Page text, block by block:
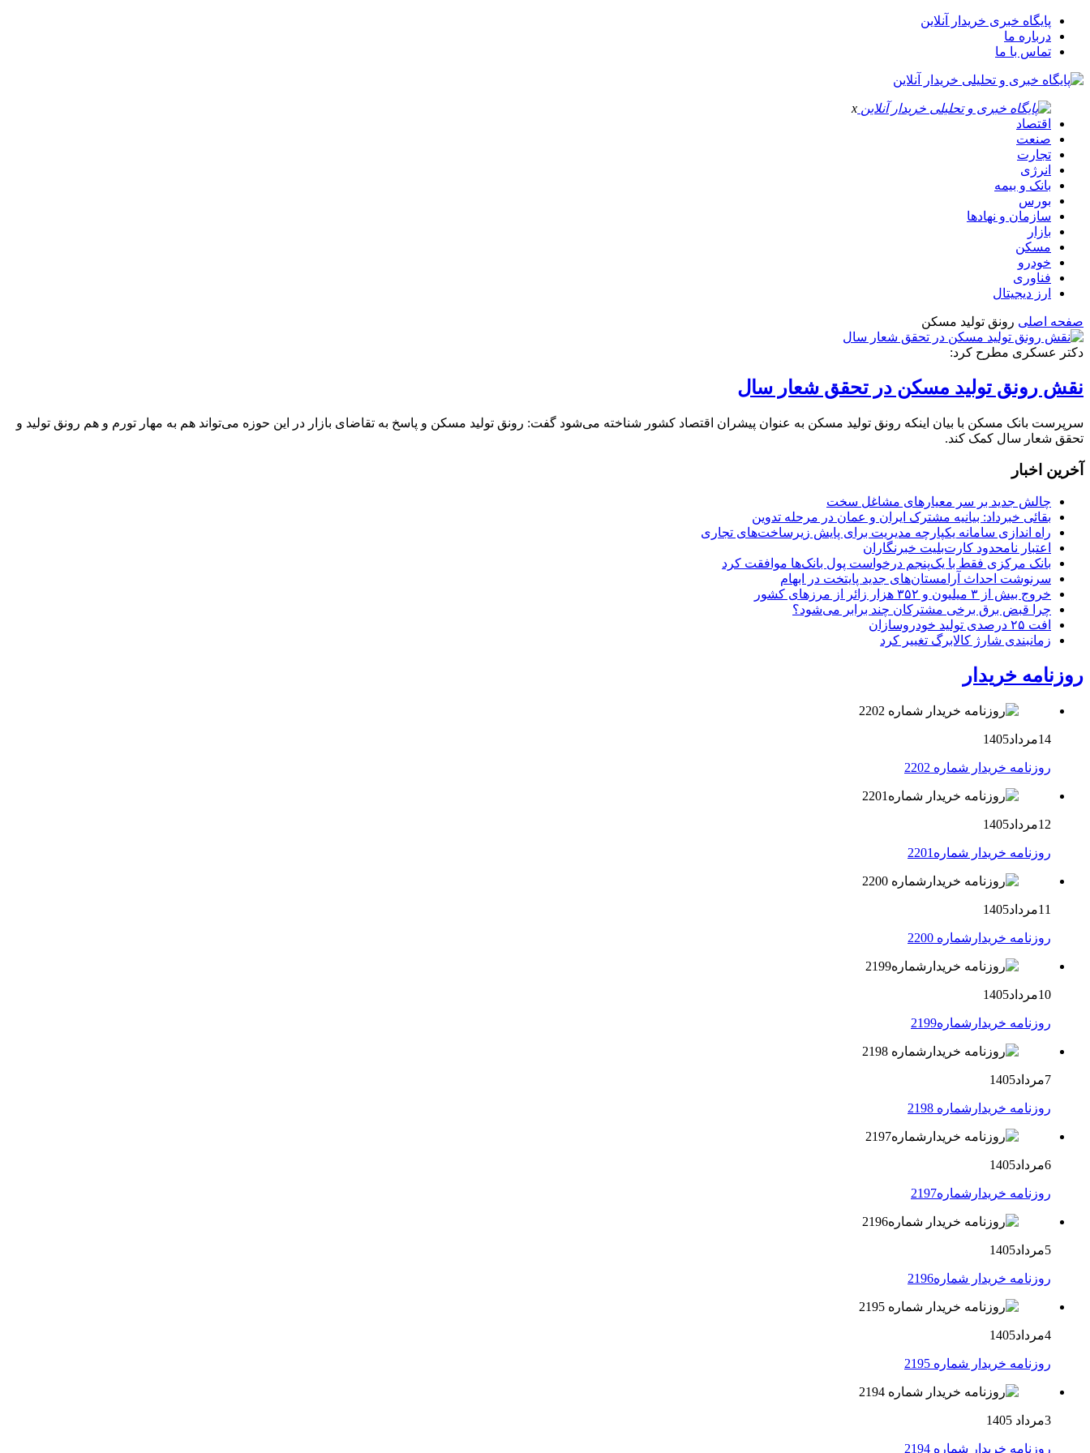
پایگاه خبری خریدار آنلاین
درباره ما
تماس با ما
x
اقتصاد
صنعت
تجارت
انرژی
بانک و بیمه
بورس
سازمان و نهادها
بازار
مسکن
خودرو
فناوری
ارز دیجیتال
صفحه اصلی رونق تولید مسکن
دکتر عسکری مطرح کرد:
نقش رونق تولید مسکن در تحقق شعار سال
سرپرست بانک مسکن با بیان اینکه رونق تولید مسکن به عنوان پیشران اقتصاد کشور شناخته می‌شود گفت: رونق تولید مسکن و پاسخ به تقاضای بازار در این حوزه می‌تواند هم به مهار تورم و هم رونق تولید و
تحقق شعار سال کمک کند.
آخرین اخبار
چالش جدید بر سر معیارهای مشاغل سخت
بقائی خبرداد: بیانیه مشترک ایران و عمان در مرحله تدوین
راه اندازی سامانه یکپارچه مدیریت برای پایش زیرساخت‌های تجاری
اعتبار نامحدود کارت‌بلیت خبرنگاران
بانک مرکزی فقط با یک‌‎پنجم درخواست پول بانک‌ها موافقت کرد
سرنوشت احداث آرامستان‌های جدید پایتخت در ابهام
خروج بیش از ۳ میلیون و ۳۵۲ هزار زائر از مرزهای کشور
چرا قبض برق برخی مشترکان چند برابر می‌شود؟
افت ۲۵ درصدی تولید خودروسازان
زمانبندی شارژ کالابرگ تغییر کرد
روزنامه خریدار
14مرداد1405
روزنامه خریدار شماره 2202
12مرداد1405
روزنامه خریدار شماره2201
11مرداد1405
روزنامه خریدارشماره 2200
10مرداد1405
روزنامه خریدارشماره2199
7مرداد1405
روزنامه خریدارشماره 2198
6مرداد1405
روزنامه خریدارشماره2197
5مرداد1405
روزنامه خریدار شماره2196
4مرداد1405
روزنامه خریدار شماره 2195
3مرداد 1405
روزنامه خریدار شماره 2194